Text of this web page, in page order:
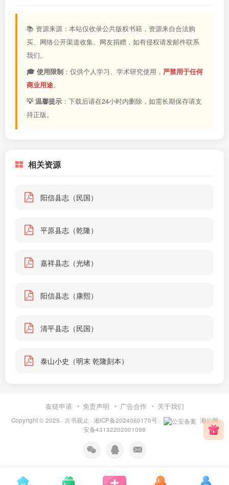
📚 资源来源：本站仅收录公共版权书籍，资源来自合法购
买、网络公开渠道收集、网友捐赠，如有侵权请发邮件联系
我们。
🎓 使用限制 ：仅供个人学习、学术研究使用， 严禁用于任何
商业用途。
💡 温馨提示 ：下载后请在24小时内删除，如需长期保存请支
持正版。
相关资源
阳信县志（民国）
平原县志（乾隆）
嘉祥县志（光绪）
阳信县志（康熙）
清平县志（民国）
泰山小史（明末 乾隆刻本）
友链申请 免责声明 广告合作 关于我们
Copyright © 2025 · 古书观止 · 湘ICP备2024060170号·
湘公网
安备43132202001098